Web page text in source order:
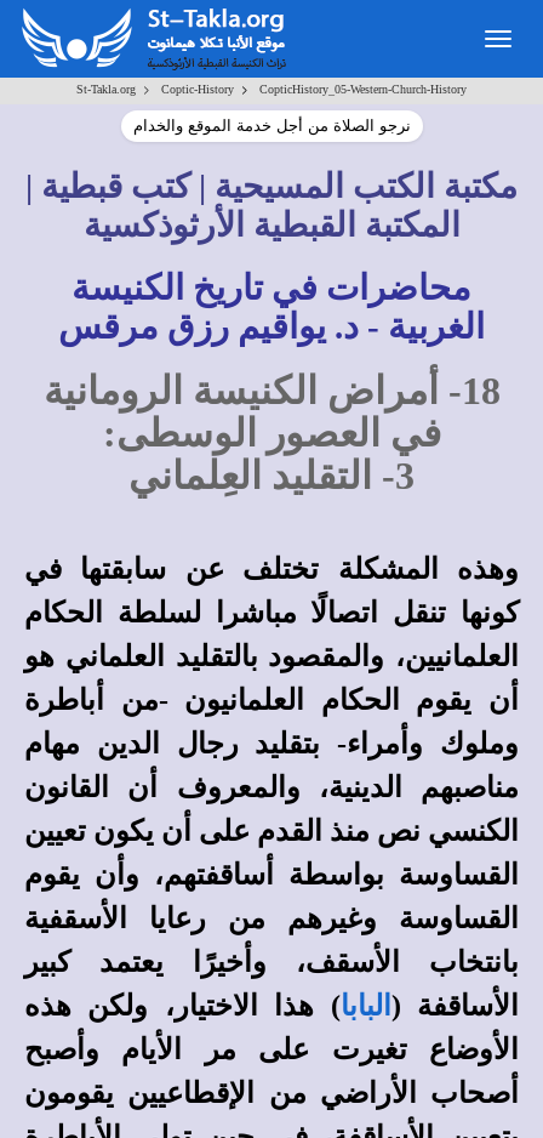
St-Takla.org > Coptic-History > CopticHistory_05-Western-Church-History
نرجو الصلاة من أجل خدمة الموقع والخدام
مكتبة الكتب المسيحية | كتب قبطية |
المكتبة القبطية الأرثوذكسية
محاضرات في تاريخ الكنيسة
الغربية - د. يواقيم رزق مرقس
18- أمراض الكنيسة الرومانية
في العصور الوسطى:
3- التقليد العِلماني
وهذه المشكلة تختلف عن سابقتها في
كونها تنقل اتصالًا مباشرا لسلطة الحكام
العلمانيين، والمقصود بالتقليد العلماني هو
أن يقوم الحكام العلمانيون -من أباطرة
وملوك وأمراء- بتقليد رجال الدين مهام
مناصبهم الدينية، والمعروف أن القانون
الكنسي نص منذ القدم على أن يكون تعيين
القساوسة بواسطة أساقفتهم، وأن يقوم
القساوسة وغيرهم من رعايا الأسقفية
بانتخاب الأسقف، وأخيرًا يعتمد كبير
الأساقفة ( البابا) هذا الاختيار، ولكن هذه
الأوضاع تغيرت على مر الأيام وأصبح
أصحاب الأراضي من الإقطاعيين يقومون